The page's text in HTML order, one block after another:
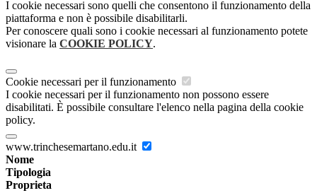
I cookie necessari sono quelli che consentono il funzionamento della
piattaforma e non è possibile disabilitarli.
Per conoscere quali sono i cookie necessari al funzionamento potete
visionare la COOKIE POLICY.
Cookie necessari per il funzionamento
I cookie necessari per il funzionamento non possono essere
disabilitati. È possibile consultare l'elenco nella pagina della cookie
policy.
www.trinchesemartano.edu.it
Nome
Tipologia
Proprieta